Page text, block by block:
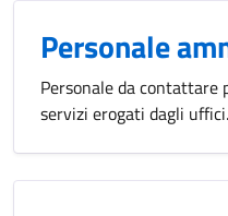
Personale
Personale da contattare
servizi erogati dagli uffici.